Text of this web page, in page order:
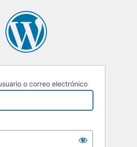
o correo electrónico